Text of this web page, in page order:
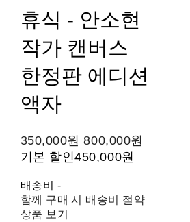
휴식 - 안소현
작가 캔버스
한정판 에디션
액자
350,000원800,000원
기본 할인450,000원
배송비 -
함께 구매 시 배송비 절약
상품 보기